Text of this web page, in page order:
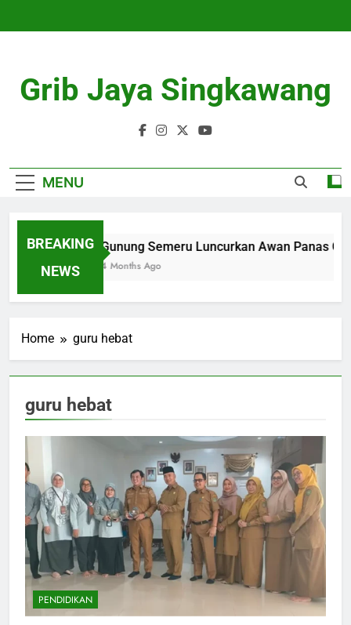
Grib Jaya Singkawang
MENU
BREAKING
NEWS
Gunung Semeru Luncurkan Awan Panas
4 Months Ago
Home guru hebat
guru hebat
PENDIDIKAN